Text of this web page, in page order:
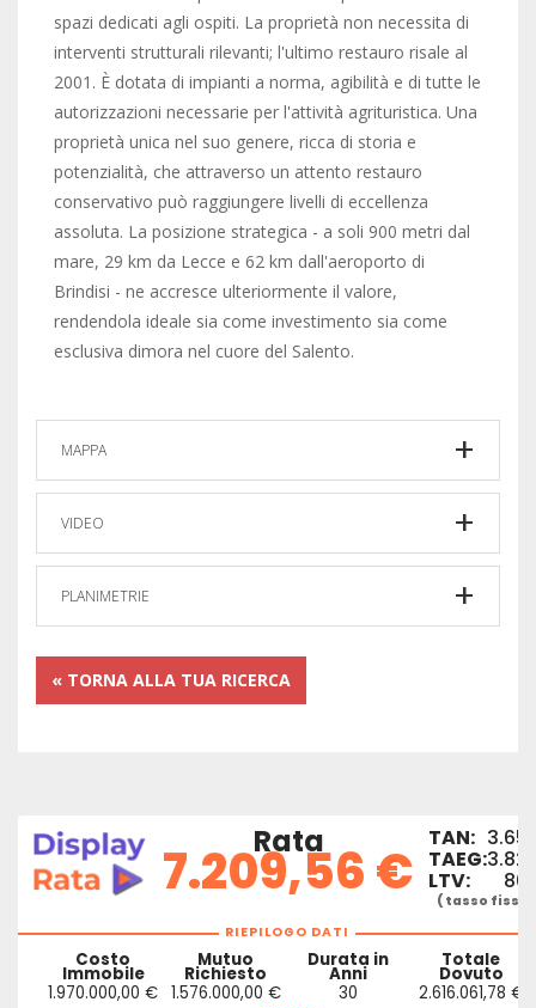
spazi dedicati agli ospiti. La proprietà non necessita di
interventi strutturali rilevanti; l'ultimo restauro risale al
2001. È dotata di impianti a norma, agibilità e di tutte le
autorizzazioni necessarie per l'attività agrituristica. Una
proprietà unica nel suo genere, ricca di storia e
potenzialità, che attraverso un attento restauro
conservativo può raggiungere livelli di eccellenza
assoluta. La posizione strategica - a soli 900 metri dal
mare, 29 km da Lecce e 62 km dall'aeroporto di
Brindisi - ne accresce ulteriormente il valore,
rendendola ideale sia come investimento sia come
esclusiva dimora nel cuore del Salento.
MAPPA
VIDEO
PLANIMETRIE